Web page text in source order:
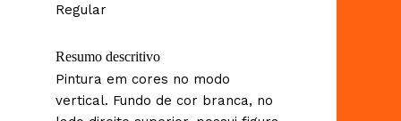
Regular
Resumo descritivo
Pintura em cores no modo
vertical. Fundo de cor branca, no